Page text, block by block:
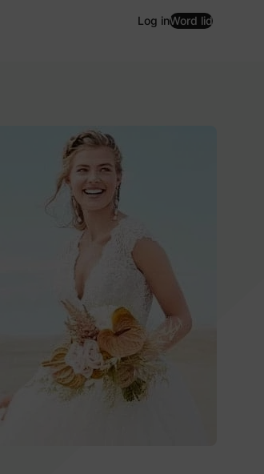
Log inWord lid